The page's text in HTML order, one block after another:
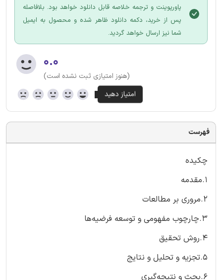
پاورپوینت و ترجمه خلاصه قابل دانلود خواهد بود. بلافاصله
پس از خرید، دکمه دانلود ظاهر شده و محصول به ایمیل
شما نیز ارسال خواهد گردید.
۰.۰
(هنوز امتیازی ثبت نشده است)
فهرست
چکیده
1.مقدمه
2.مروری بر مطالعات
3.چارچوب مفهومی و توسعه فرضیه‌ها
4.روش تحقیق
5.تجزیه و تحلیل و نتایج
6.بحث و نتیجه‌گیری